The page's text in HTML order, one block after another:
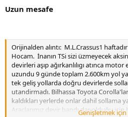
Uzun mesafe
Orijinalden alıntı: M.L.Crassus1
Hocam. İnanın TSi sizi üzmeyecek
devirleri aşıp ağırkanlılıgı atınca
uzundu 9 günde toplam 2.600km yol
tek geliş yollarda doğru devirlerde
utandirmadı. Bilhassa Toyota
kaldıkları yerlerde onlar dahil sollama
Araçlarımız devir bandı dar olduğu
Genişletmek için